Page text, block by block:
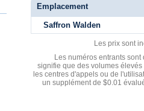
Emplacement
Saffron Walden
Les prix sont
Les numéros entrants
signifie que des volumes
les centres d'appels ou de
un supplément de $0.01